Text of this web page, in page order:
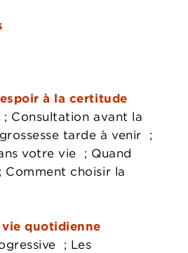
à la certitude
Consultation avant la
tarde à venir ;
votre vie ; Quand
choisir la
quotidienne
; Les